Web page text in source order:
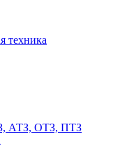
техника
АТЗ, ОТЗ, ПТЗ